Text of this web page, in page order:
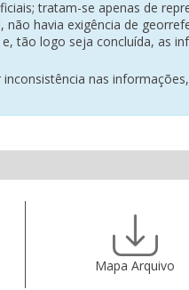
tratam-se apenas de
não havia exigência de
tão logo seja concluída, as
inconsistência nas
Mapa Arquivo